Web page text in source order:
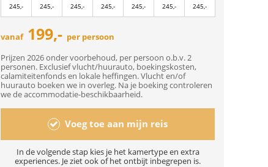
245,- 245,- 245,- 245,- 245,- 245,- 245,-
vanaf 199,- per persoon
Prijzen 2026 onder voorbehoud, per persoon o.b.v. 2
personen. Exclusief vlucht/huurauto, boekingskosten,
calamiteitenfonds en lokale heffingen. Vlucht en/of
huurauto boeken we in overleg. Na je boeking controleren
we de accommodatie-beschikbaarheid.
Voeg toe aan mijn reis
In de volgende stap kies je het kamertype en extra
experiences. Je ziet ook of het ontbijt inbegrepen is.